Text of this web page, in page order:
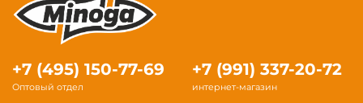
+7 (495) 150-77-69
Оптовый отдел
+7 (991) 337-20-72
интернет-магазин